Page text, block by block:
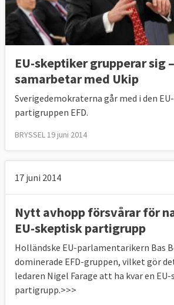
EU-skeptiker grupperar sig
samarbetar med Ukip
Sverigedemokraterna går med i den
partigruppen EFD.
BRYSSEL 19 juni 2014
17 juni 2014
Nytt avhopp försvårar för
EU-skeptisk partigrupp
Holländske EU-parlamentarikern Bas
dominerade EFD-gruppen, vilket gör
ledaren Nigel Farage att ha kvar en
partigrupp.>>>